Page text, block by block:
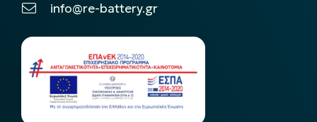
info@re-battery.gr